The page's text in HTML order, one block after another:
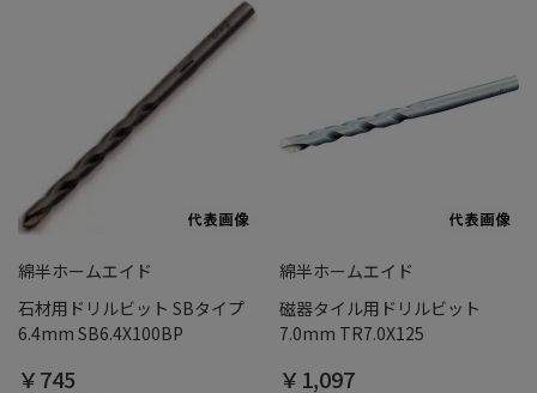
綿半ホームエイド
石材用ドリルビット SBタイプ
6.4mm SB6.4X100BP
￥745
綿半ホームエイド
磁器タイル用ドリルビット
7.0mm TR7.0X125
￥1,097